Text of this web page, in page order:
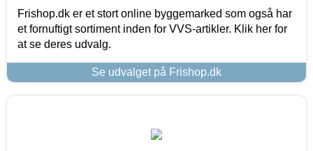
Frishop.dk er et stort online byggemarked som også har
et fornuftigt sortiment inden for VVS-artikler. Klik her for
at se deres udvalg.
Se udvalget på Frishop.dk